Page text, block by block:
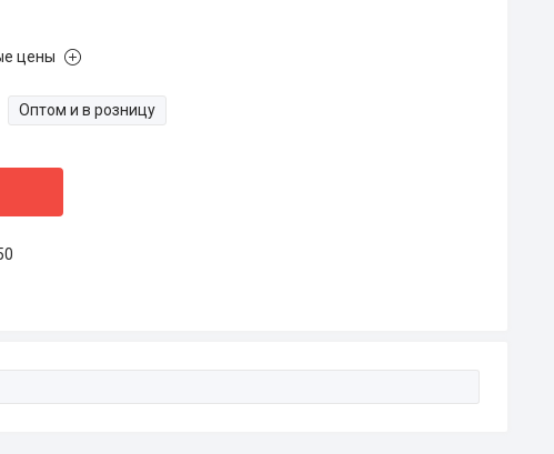
цены
Оптом и в розницу